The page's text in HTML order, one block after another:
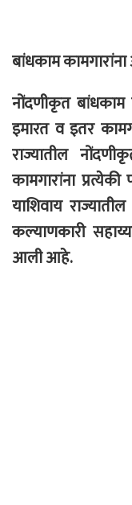
बांधकाम
नोंदणीकृत बांधकाम
इमारत व इतर
राज्यातील
कामगारांना
याशिवाय
कल्याणकारी
आली आहे.